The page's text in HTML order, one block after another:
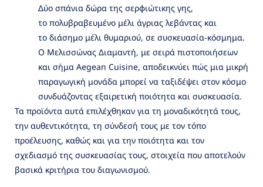
Δύο σπάνια δώρα της σερφιώτικης γης,
το πολυβραβευμένο μέλι άγριας λεβάντας και
το διάσημο μέλι θυμαριού, σε συσκευασία-κόσμημα.
Ο Μελισσώνας Διαμαντή, με σειρά πιστοποιήσεων
και σήμα Aegean Cuisine, αποδεικνύει πώς μια μικρή
παραγωγική μονάδα μπορεί να ταξιδέψει στον κόσμο
συνδυάζοντας εξαιρετική ποιότητα και συσκευασία.
Τα προϊόντα αυτά επιλέχθηκαν για τη μοναδικότητά τους,
την αυθεντικότητα, τη σύνδεσή τους με τον τόπο
προέλευσης, καθώς και για την ποιότητα και τον
σχεδιασμό της συσκευασίας τους, στοιχεία που αποτελούν
βασικά κριτήρια του διαγωνισμού.